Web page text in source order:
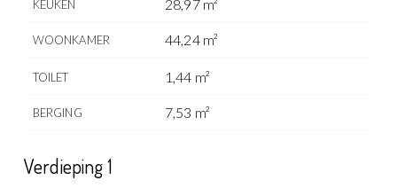
KEUKEN 28,97 m²
WOONKAMER 44,24 m²
TOILET 1,44 m²
BERGING 7,53 m²
Verdieping 1